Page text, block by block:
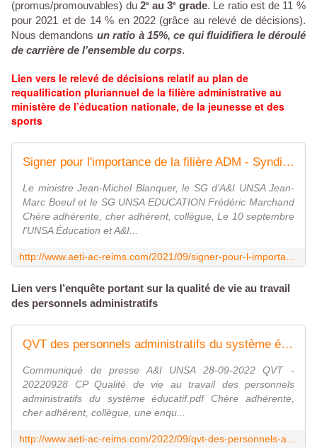
(promus/promouvables) du 2e au 3e grade. Le ratio est de 11 %
pour 2021 et de 14 % en 2022 (grâce au relevé de décisions).
Nous demandons un ratio à 15%, ce qui fluidifiera le déroulé
de carrière de l’ensemble du corps.
Lien vers le relevé de décisions relatif au plan de
requalification pluriannuel de la filière administrative au
ministère de l’éducation nationale, de la jeunesse et des
sports
Signer pour l'importance de la filière ADM - Syndicat AetI-UNSA Académie Reims
Le ministre Jean-Michel Blanquer, le SG d'A&I UNSA Jean-
Marc Boeuf et le SG UNSA EDUCATION Frédéric Marchand
Chère adhérente, cher adhérent, collègue, Le 10 septembre
l'UNSA Éducation et A&I...
Lien vers l’enquête portant sur la qualité de vie au travail
des personnels administratifs
QVT des personnels administratifs du système éducatif : des ministres à l'écoute pour un budget 2023 à l'épreuve des faits - Syndicat AetI-UNSA Académie Reims
Communiqué de presse A&I UNSA 28-09-2022 QVT -
20220928 CP Qualité de vie au travail des personnels
administratifs du système éducatif.pdf Chère adhérente,
cher adhérent, collègue, une enqu...